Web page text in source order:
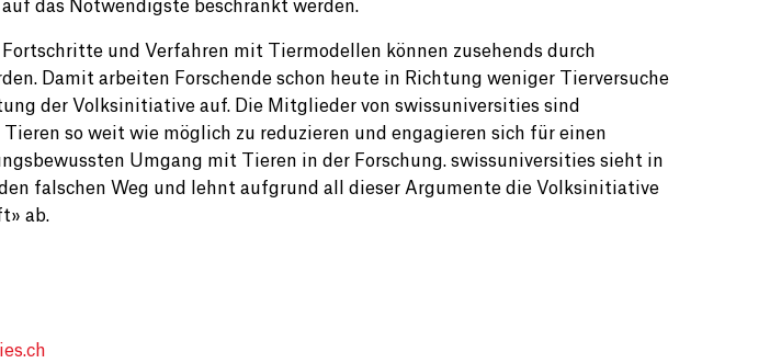
das Notwendigste beschränkt werden.
und Verfahren mit Tiermodellen können zusehends durch
Damit arbeiten Forschende schon heute in Richtung weniger Tierversuche
der Volksinitiative auf. Die Mitglieder von swissuniversities sind
so weit wie möglich zu reduzieren und engagieren sich für einen
Umgang mit Tieren in der Forschung. swissuniversities sieht in
falschen Weg und lehnt aufgrund all dieser Argumente die Volksinitiative
ab.